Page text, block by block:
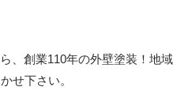
、創業110年の外壁塗装！地域
せ下さい。